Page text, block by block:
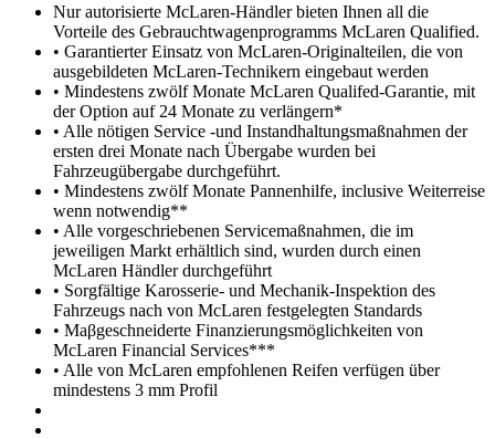
Nur autorisierte McLaren-Händler bieten Ihnen all die
Vorteile des Gebrauchtwagenprogramms McLaren Qualified.
• Garantierter Einsatz von McLaren-Originalteilen, die von
ausgebildeten McLaren-Technikern eingebaut werden
• Mindestens zwölf Monate McLaren Qualifed-Garantie, mit
der Option auf 24 Monate zu verlängern*
• Alle nötigen Service -und Instandhaltungsmaßnahmen der
ersten drei Monate nach Übergabe wurden bei
Fahrzeugübergabe durchgeführt.
• Mindestens zwölf Monate Pannenhilfe, inclusive Weiterreise
wenn notwendig**
• Alle vorgeschriebenen Servicemaßnahmen, die im
jeweiligen Markt erhältlich sind, wurden durch einen
McLaren Händler durchgeführt
• Sorgfältige Karosserie- und Mechanik-Inspektion des
Fahrzeugs nach von McLaren festgelegten Standards
• Maβgeschneiderte Finanzierungsmöglichkeiten von
McLaren Financial Services***
• Alle von McLaren empfohlenen Reifen verfügen über
mindestens 3 mm Profil